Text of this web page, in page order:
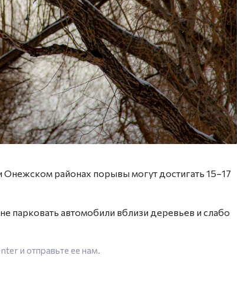
районах порывы могут достигать 15–17
парковать автомобили вблизи деревьев и слабо
и отправьте ее нам.